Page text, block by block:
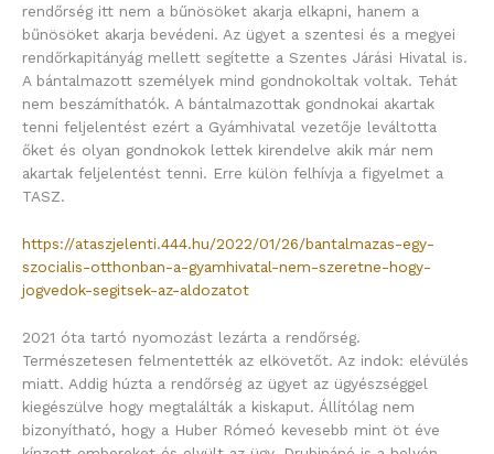
rendőrség itt nem a bűnösöket akarja elkapni, hanem a
bűnösöket akarja bevédeni. Az ügyet a szentesi és a megyei
rendőrkapitányág mellett segítette a Szentes Járási Hivatal is.
A bántalmazott személyek mind gondnokoltak voltak. Tehát
nem beszámíthatók. A bántalmazottak gondnokai akartak
tenni feljelentést ezért a Gyámhivatal vezetője leváltotta
őket és olyan gondnokok lettek kirendelve akik már nem
akartak feljelentést tenni. Erre külön felhívja a figyelmet a
TASZ.
https://ataszjelenti.444.hu/2022/01/26/bantalmazas-egy-
szocialis-otthonban-a-gyamhivatal-nem-szeretne-hogy-
jogvedok-segitsek-az-aldozatot
2021 óta tartó nyomozást lezárta a rendőrség.
Természetesen felmentették az elkövetőt. Az indok: elévülés
miatt. Addig húzta a rendőrség az ügyet az ügyészséggel
kiegészülve hogy megtalálták a kiskaput. Állítólag nem
bizonyítható, hogy a Huber Rómeó kevesebb mint öt éve